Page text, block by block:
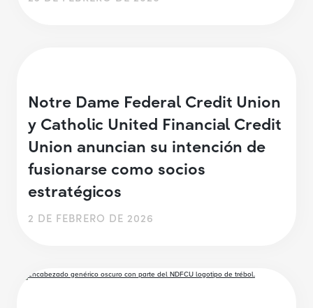
Notre Dame Federal Credit Union
y Catholic United Financial Credit
Union anuncian su intención de
fusionarse como socios
estratégicos
2 DE FEBRERO DE 2026